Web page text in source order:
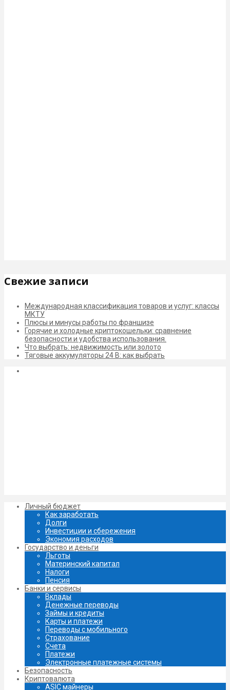
Свежие записи
Международная классификация товаров и услуг: классы
МКТУ
Плюсы и минусы работы по франшизе
Горячие и холодные криптокошельки: сравнение
безопасности и удобства использования.
Что выбрать: недвижимость или золото
Тяговые аккумуляторы 24 В: как выбрать
Личный бюджет
Как заработать
Долги
Инвестиции и сбережения
Экономия расходов
Государство и деньги
Льготы
Материнский капитал
Налоги
Пенсия
Банки и сервисы
Вклады
Денежные переводы
Займы и кредиты
Карты и платежи
Переводы с мобильного
Страхование
Счета
Платежи
Электронные платежные системы
Безопасность
Криптовалюта
ASIC майнеры